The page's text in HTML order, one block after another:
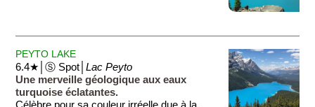
PEYTO LAKE
6.4★│Ⓢ Spot│Lac Peyto
Une merveille géologique aux eaux
turquoise éclatantes.
Célèbre pour sa couleur irréelle due à la